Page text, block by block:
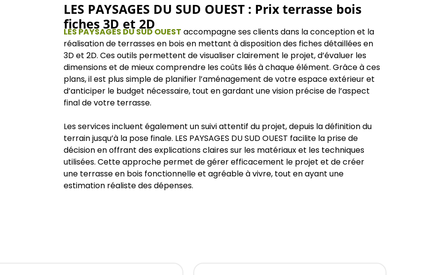
LES PAYSAGES DU SUD OUEST : Prix terrasse bois
fiches 3D et 2D
LES PAYSAGES DU SUD OUEST accompagne ses clients dans la conception et la
réalisation de terrasses en bois en mettant à disposition des fiches détaillées en
3D et 2D. Ces outils permettent de visualiser clairement le projet, d’évaluer les
dimensions et de mieux comprendre les coûts liés à chaque élément. Grâce à ces
plans, il est plus simple de planifier l’aménagement de votre espace extérieur et
d’anticiper le budget nécessaire, tout en gardant une vision précise de l’aspect
final de votre terrasse.
Les services incluent également un suivi attentif du projet, depuis la définition du
terrain jusqu’à la pose finale. LES PAYSAGES DU SUD OUEST facilite la prise de
décision en offrant des explications claires sur les matériaux et les techniques
utilisées. Cette approche permet de gérer efficacement le projet et de créer
une terrasse en bois fonctionnelle et agréable à vivre, tout en ayant une
estimation réaliste des dépenses.